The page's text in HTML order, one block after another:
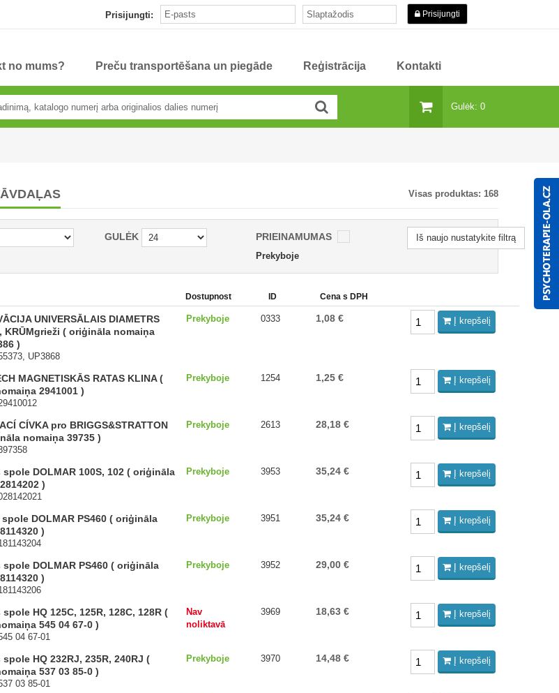
Prisijungti: Prisijungti
no mums? Preču transportēšana un piegāde Reģistrācija Kontakti
Gulėk: 0
Visas produktas: 168
GULĖK PRIEINAMUMAS
Prekyboje
Iš naujo nustatykite filtrą
Dostupnost ID Cena s DPH
UNIVERSĀLAIS DIAMETRS
KRŪMgrieži ( oriģināla nomaiņa
)
UP3868
Prekyboje 0333 1,08 € Į krepšelį
MAGNETISKĀS RATAS KLINA (
2941001 )
Prekyboje 1254 1,25 € Į krepšelį
CÍVKA pro BRIGGS&STRATTON
nomaiņa 39735 )
Prekyboje 2613 28,18 € Į krepšelį
spole DOLMAR 100S, 102 ( oriģināla
)
Prekyboje 3953 35,24 € Į krepšelį
DOLMAR PS460 ( oriģināla
)
Prekyboje 3951 35,24 € Į krepšelį
spole DOLMAR PS460 ( oriģināla
)
Prekyboje 3952 29,00 € Į krepšelį
HQ 125C, 125R, 128C, 128R (
545 04 67-0 )
04 67-01
Nav
noliktavā
3969 18,63 € Į krepšelį
HQ 232RJ, 235R, 240RJ (
537 03 85-0 )
03 85-01
Prekyboje 3970 14,48 € Į krepšelį